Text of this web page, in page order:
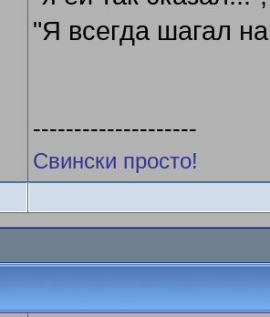
"Я всегда шагал
--------------------
Свински просто!